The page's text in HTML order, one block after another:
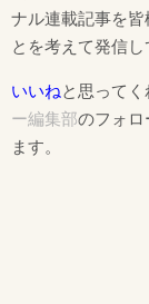
ナル連載記事を
とを考えて発信し
いいねと思って
ー編集部のフォロ
ます。